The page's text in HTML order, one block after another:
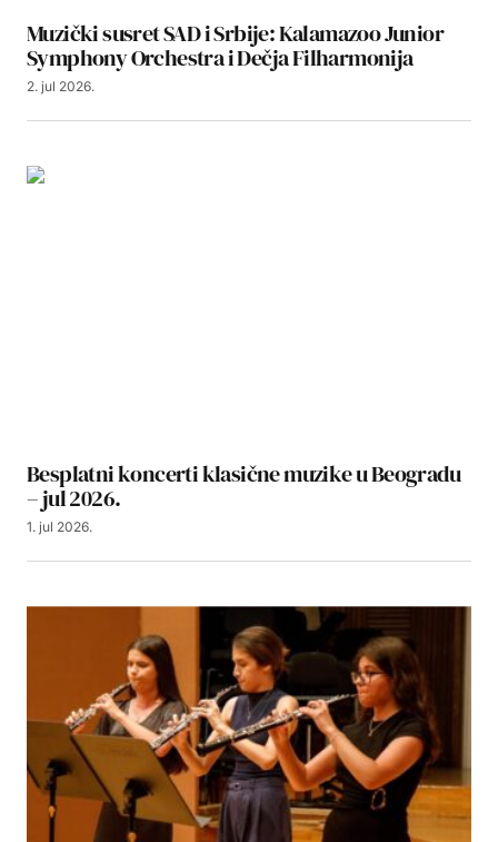
Muzički susret SAD i Srbije: Kalamazoo Junior
Symphony Orchestra i Dečja Filharmonija
2. jul 2026.
Besplatni koncerti klasične muzike u Beogradu
– jul 2026.
1. jul 2026.